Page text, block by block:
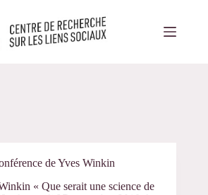
de Yves Winkin
« Que serait une science de